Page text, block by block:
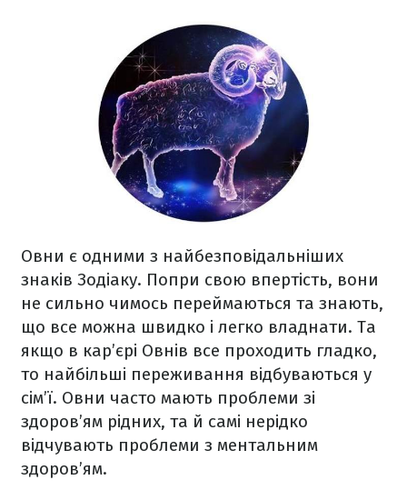
Овни є одними з найбезповідальніших
знаків Зодіаку. Попри свою впертість, вони
не сильно чимось переймаються та знають,
що все можна швидко і легко владнати. Та
якщо в кар’єрі Овнів все проходить гладко,
то найбільші переживання відбуваються у
сім’ї. Овни часто мають проблеми зі
здоров’ям рідних, та й самі нерідко
відчувають проблеми з ментальним
здоров’ям.